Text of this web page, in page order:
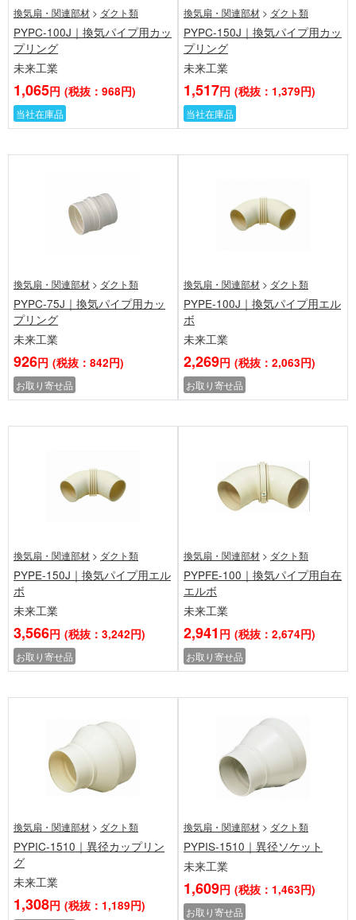
換気扇・関連部材 > ダクト類
PYPC-100J｜換気パイプ用カッ
プリング
未来工業
1,065円 (税抜：968円)
当社在庫品
換気扇・関連部材 > ダクト類
PYPC-150J｜換気パイプ用カッ
プリング
未来工業
1,517円 (税抜：1,379円)
当社在庫品
換気扇・関連部材 > ダクト類
PYPC-75J｜換気パイプ用カッ
プリング
未来工業
926円 (税抜：842円)
お取り寄せ品
換気扇・関連部材 > ダクト類
PYPE-100J｜換気パイプ用エル
ボ
未来工業
2,269円 (税抜：2,063円)
お取り寄せ品
換気扇・関連部材 > ダクト類
PYPE-150J｜換気パイプ用エル
ボ
未来工業
3,566円 (税抜：3,242円)
お取り寄せ品
換気扇・関連部材 > ダクト類
PYPFE-100｜換気パイプ用自在
エルボ
未来工業
2,941 円 (税抜：2,674円)
お取り寄せ品
換気扇・関連部材 > ダクト類
PYPIC-1510｜異径カップリン
グ
未来工業
1,308円 (税抜：1,189円)
換気扇・関連部材 > ダクト類
PYPIS-1510｜異径ソケット
未来工業
1,609円 (税抜：1,463円)
お取り寄せ品